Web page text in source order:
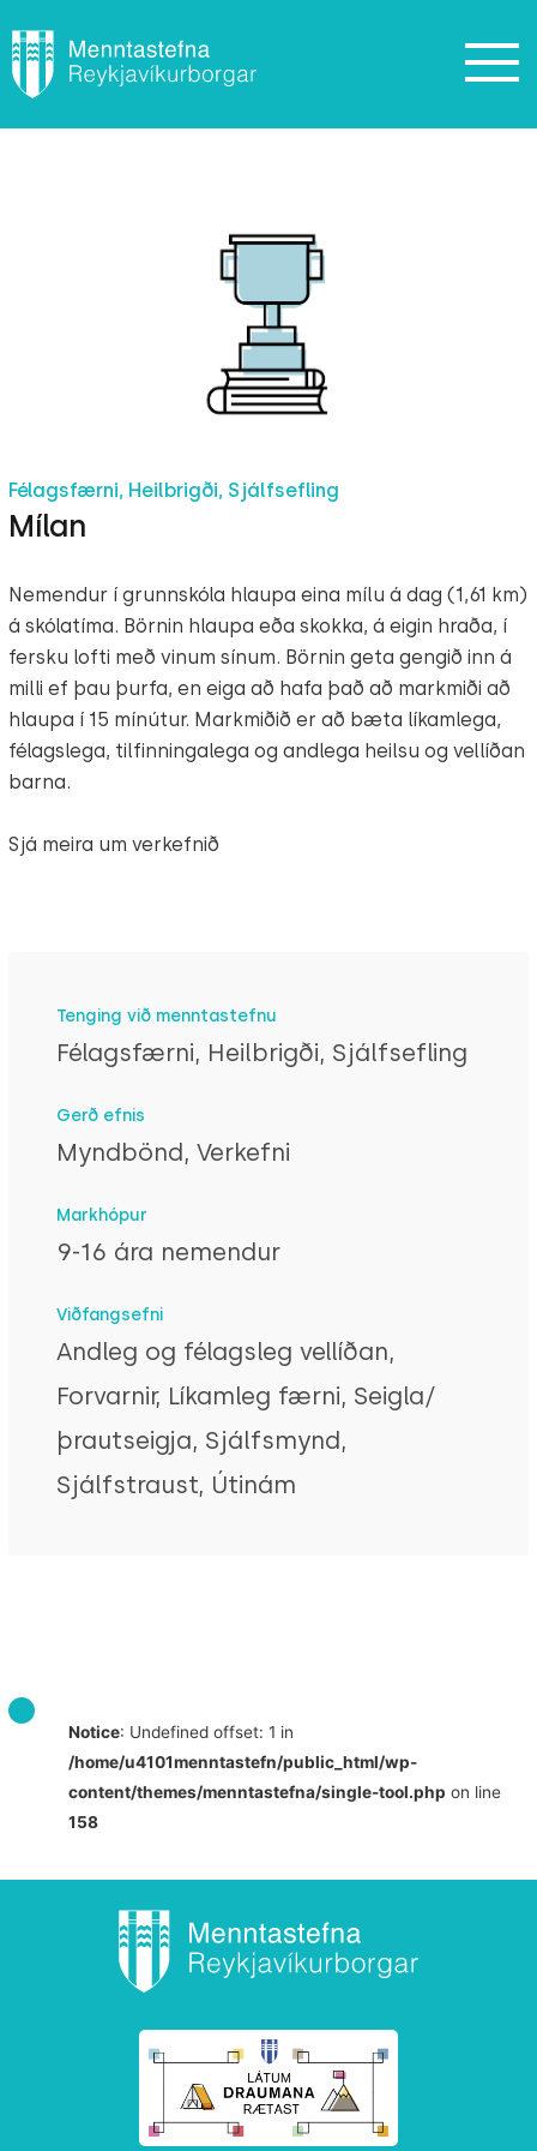
Félagsfærni, Heilbrigði, Sjálfsefling
Mílan
Nemendur í grunnskóla hlaupa eina mílu á dag (1,61 km)
á skólatíma. Börnin hlaupa eða skokka, á eigin hraða, í
fersku lofti með vinum sínum. Börnin geta gengið inn á
milli ef þau þurfa, en eiga að hafa það að markmiði að
hlaupa í 15 mínútur. Markmiðið er að bæta líkamlega,
félagslega, tilfinningalega og andlega heilsu og vellíðan
barna.
Sjá meira um verkefnið
Tenging við menntastefnu
Félagsfærni, Heilbrigði, Sjálfsefling
Gerð efnis
Myndbönd, Verkefni
Markhópur
9-16 ára nemendur
Viðfangsefni
Andleg og félagsleg vellíðan,
Forvarnir, Líkamleg færni, Seigla/
þrautseigja, Sjálfsmynd,
Sjálfstraust, Útinám
Notice: Undefined offset: 1 in
/home/u4101menntastefn/public_html/wp-
content/themes/menntastefna/single-tool.php on line
158